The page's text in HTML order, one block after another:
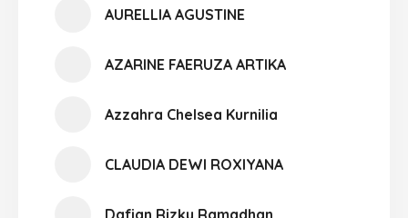
AURELLIA AGUSTINE
AZARINE FAERUZA ARTIKA
Azzahra Chelsea Kurnilia
CLAUDIA DEWI ROXIYANA
Dafian Rizky Ramadhan